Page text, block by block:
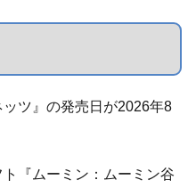
ッツ』の発売日が2026年8
『ムーミン：ムーミン谷